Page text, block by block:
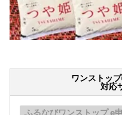
ワンストッ
対応
ふるなびワンストップ e